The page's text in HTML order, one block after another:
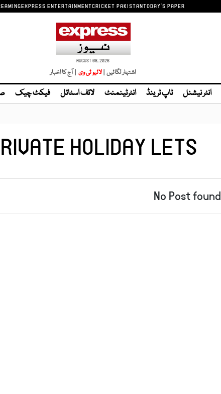
EXPRESS ENTERTAINMENTCRICKET PAKISTANTODAY'S PAPER
AUGUST 08, 2026
اشتہار لگائیں |لائیو ٹی وی | آج کا اخبار
انٹر نیشنل ٹاپ ٹرینڈ انٹرٹینمنٹ لائف اسٹائل فیکٹ چیک
HOLIDAY LETS
No Post found